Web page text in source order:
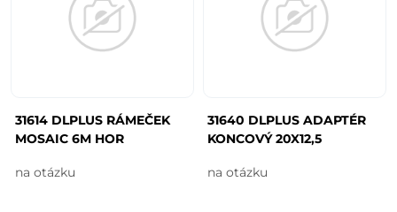
31614 DLPLUS RÁMEČEK
MOSAIC 6M HOR
na otázku
31640 DLPLUS ADAPTÉR
KONCOVÝ 20X12,5
na otázku